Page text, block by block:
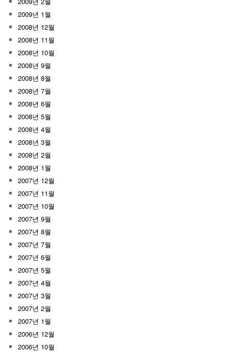
2009년 1월
2008년 12월
2008년 11월
2008년 10월
2008년 9월
2008년 8월
2008년 7월
2008년 6월
2008년 5월
2008년 4월
2008년 3월
2008년 2월
2008년 1월
2007년 12월
2007년 11월
2007년 10월
2007년 9월
2007년 8월
2007년 7월
2007년 6월
2007년 5월
2007년 4월
2007년 3월
2007년 2월
2007년 1월
2006년 12월
2006년 10월